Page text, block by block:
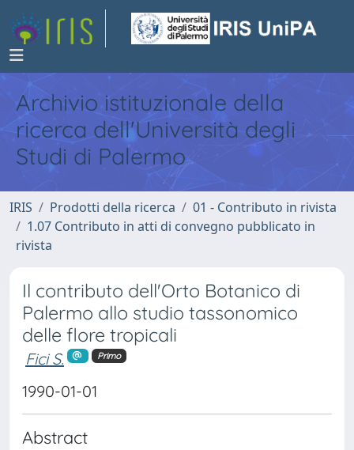
Archivio istituzionale della
ricerca dell'Università degli
Studi di Palermo
IRIS Prodotti della ricerca
01 - Contributo in rivista
1.07 Contributo in atti di convegno pubblicato in
rivista
Il contributo dell'Orto Botanico di
Palermo allo studio tassonomico
delle flore tropicali
Fici S. Primo
1990-01-01
Abstract